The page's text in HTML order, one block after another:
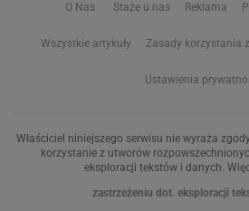
O Nas Staże u nas Reklama
Wszystkie artykuły Zasady korzystania
Ustawienia
Właściciel niniejszego serwisu nie wyraża
korzystanie z utworów
eksploracji tekstów i danych.
zastrzeżeniu dot. eksploracji